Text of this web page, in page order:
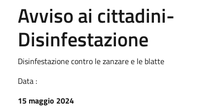
Avviso ai cittadini-
Disinfestazione
Disinfestazione contro le zanzare e le blatte
Data :
15 maggio 2024